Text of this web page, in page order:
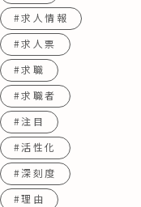
#求人情報
#求人票
#求職
#求職者
#注目
#活性化
#深刻度
#理由